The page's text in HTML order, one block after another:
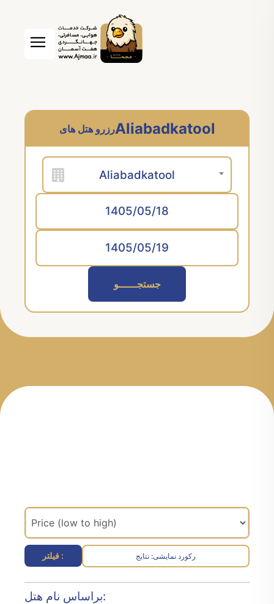
Aliabadkatoolرزرو هتل های
Aliabadkatool
جستجــــــو
فیلتر : نتایج :رکورد نمایشی
براساس نام هتل: